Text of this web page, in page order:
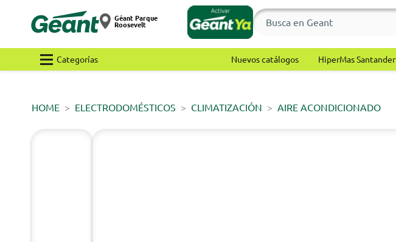
Géant Parque
Roosevelt
Categorías Nuevos catálogos HiperMas Santander
HOME ELECTRODOMÉSTICOS CLIMATIZACIÓN AIRE ACONDICIONADO